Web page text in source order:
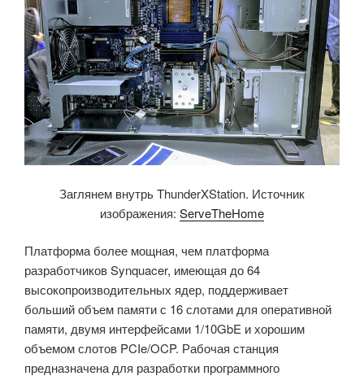
Заглянем внутрь ThunderXStation. Источник
изображения: ServeTheHome
Платформа более мощная, чем платформа
разработчиков Synquacer, имеющая до 64
высокопроизводительных ядер, поддерживает
больший объем памяти с 16 слотами для оперативной
памяти, двумя интерфейсами 1/10GbE и хорошим
объемом слотов PCIe/OCP. Рабочая станция
предназначена для разработки программного